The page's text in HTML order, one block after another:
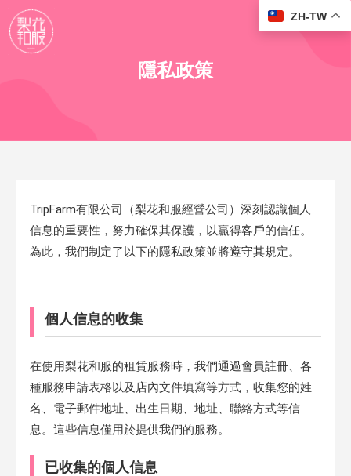
隱私政策
TripFarm有限公司（梨花和服經營公司）深刻認識個人
信息的重要性，努力確保其保護，以贏得客戶的信任。
為此，我們制定了以下的隱私政策並將遵守其規定。
個人信息的收集
在使用梨花和服的租賃服務時，我們通過會員註冊、各
種服務申請表格以及店內文件填寫等方式，收集您的姓
名、電子郵件地址、出生日期、地址、聯絡方式等信
息。這些信息僅用於提供我們的服務。
已收集的個人信息
ZH-TW